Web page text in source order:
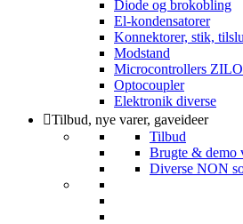
Diode og brokobling
El-kondensatorer
Konnektorer, stik,
Modstand
Microcontrollers
Optocoupler
Elektronik diverse
Tilbud, nye varer, gaveideer
Tilbud
Brugte & demo
Diverse NON